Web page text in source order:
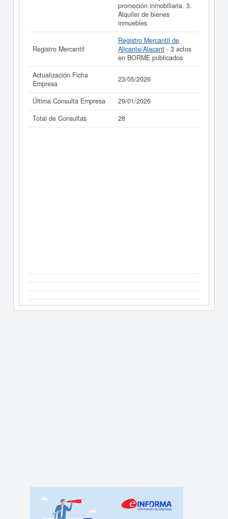
promoción inmobiliaria. 3.
Alquiler de bienes
inmuebles
Registro Mercantil
Registro Mercantil de
Alicante/Alacant - 3 actos
en BORME publicados
Actualización Ficha
Empresa
23/05/2026
Última Consulta Empresa
29/01/2026
Total de Consultas
28